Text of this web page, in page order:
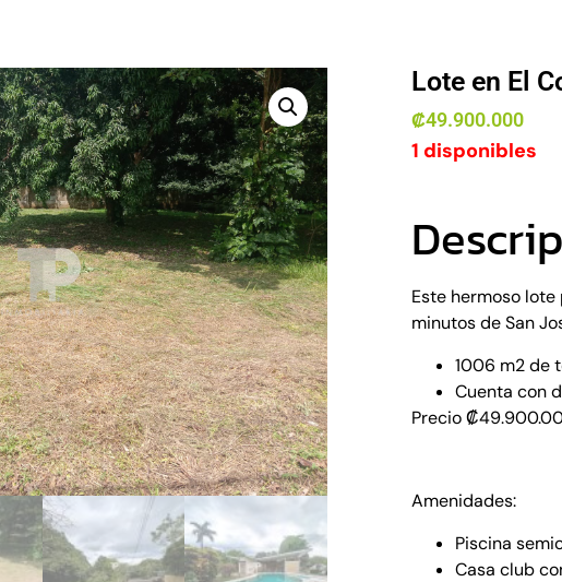
Lote en El
₡49.900.000
1 disponibles
Este hermoso
minutos de San
1006 m2 de
Cuenta con
Precio
Amenidades:
Piscina
Casa club